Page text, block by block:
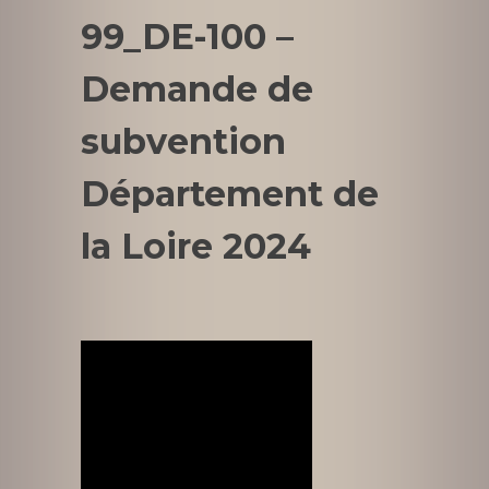
99_DE-100 –
Demande de
subvention
Département de
la Loire 2024